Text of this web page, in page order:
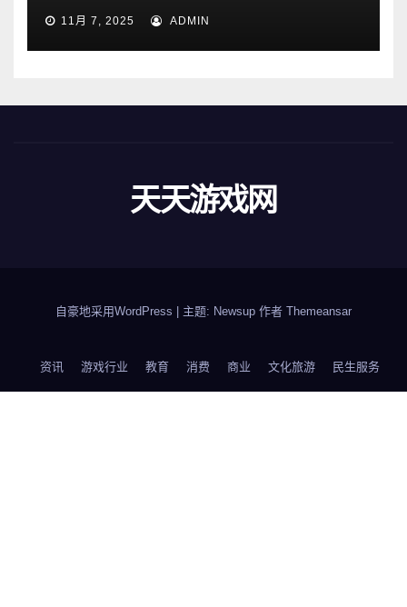
11月 7, 2025 ADMIN
天天游戏网
自豪地采用WordPress 主题: Newsup 作者 Themeansar
资讯 游戏行业 教育 消费 商业 文化旅游 民生服务